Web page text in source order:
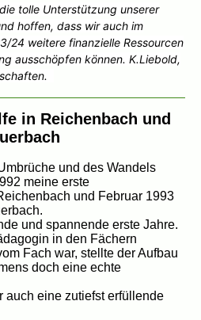
tolle Unterstützung unserer
hoffen, dass wir auch im
24 weitere finanzielle Ressourcen
ausschöpfen können. K.Liebold,
in Reichenbach und
und des Wandels
meine erste
und Februar 1993
und spannende erste Jahre.
in den Fächern
Fach war, stellte der Aufbau
doch eine echte
auch eine zutiefst erfüllende